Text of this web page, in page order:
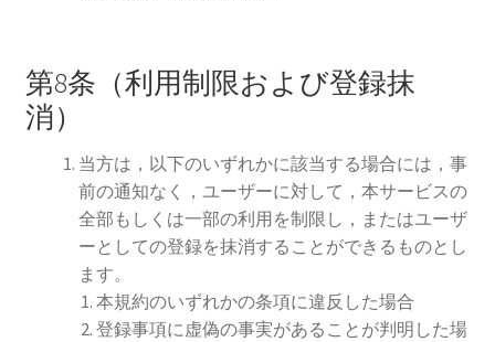
第8条（利用制限および登録抹
消）
当方は，以下のいずれかに該当する場合には，事
前の通知なく，ユーザーに対して，本サービスの
全部もしくは一部の利用を制限し，またはユーザ
ーとしての登録を抹消することができるものとし
ます。
本規約のいずれかの条項に違反した場合
登録事項に虚偽の事実があることが判明した場